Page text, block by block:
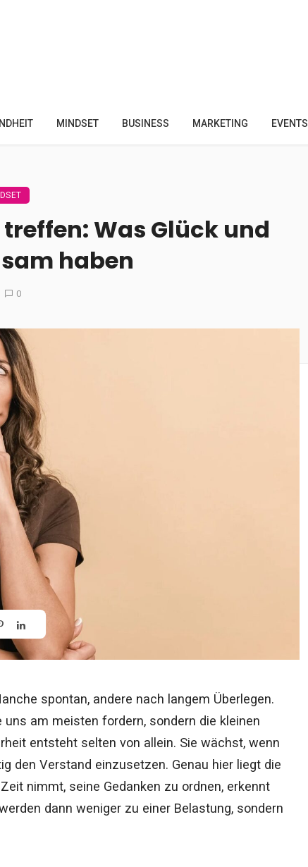
MINDSET BUSINESS MARKETING EVENTS
Was Glück und
haben
0
spontan, andere nach langem Überlegen.
am meisten fordern, sondern die kleinen
entsteht selten von allein. Sie wächst, wenn
den Verstand einzusetzen. Genau hier liegt die
nimmt, seine Gedanken zu ordnen, erkennt
dann weniger zu einer Belastung, sondern